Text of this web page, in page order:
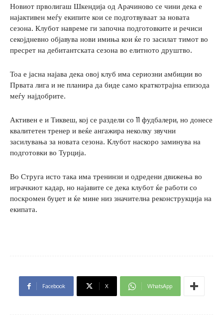
Новиот прволигаш Шкендија од Арачиново се чини дека е
најактивен меѓу екипите кои се подготвуваат за новата
сезона. Клубот навреме ги започна подготовките и речиси
секојдневно објавува нови имиња кои ќе го засилат тимот во
пресрет на дебитантската сезона во елитното друштво.
Тоа е јасна најава дека овој клуб има сериозни амбиции во
Првата лига и не планира да биде само краткотрајна епизода
меѓу најдобрите.
Активен е и Тиквеш, кој се раздели со 11 фудбалери, но донесе
квалитетен тренер и веќе ангажира неколку звучни
засилувања за новата сезона. Клубот наскоро заминува на
подготовки во Турција.
Во Струга исто така има тренинзи и одредени движења во
играчкиот кадар, но најавите се дека клубот ќе работи со
поскромен буџет и ќе мине низ значителна реконструкција на
екипата.
Facebook X WhatsApp